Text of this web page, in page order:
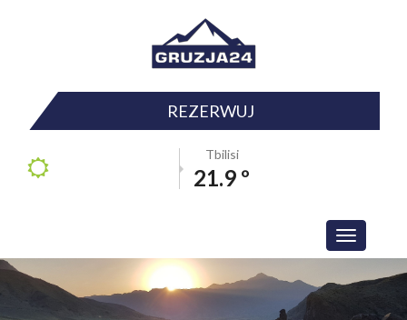
REZERWUJ
Tbilisi
21.9 º
Toggle
navigation